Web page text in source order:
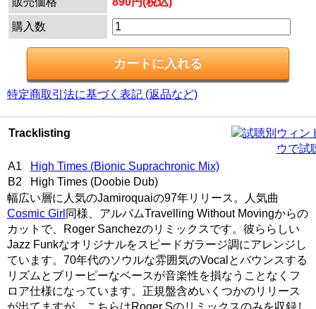
購入数
特定商取引法に基づく表記 (返品など)
Tracklisting
別ウィン
ウで試
A1
High Times (Bionic Suprachronic Mix)
B2 High Times (Doobie Dub)
幅広い層に人気のJamiroquaiの97年リリース。人気曲
Cosmic Girl 同様、アルバムTravelling Without Movingからの
カットで、Roger Sanchezのリミックスです。彼ららしい
Jazz Funkなオリジナルをスピードガラージ調にアレンジし
ています。70年代のソウルな雰囲気のVocalとバウンスする
リズムとブリーピーなベースが音楽性を損なうことなくフ
ロア仕様になっています。正規盤含めいくつかのリリース